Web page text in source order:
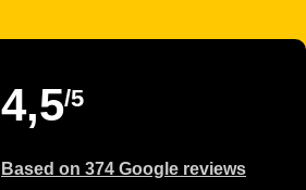
4,5/5
Based on 374 Google reviews